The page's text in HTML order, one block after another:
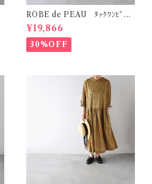
ROBE de PEAU ﾀｯｸﾜﾝﾋﾟｰｽ
(ﾌﾟﾗﾑ) R342
¥19,866
30%OFF